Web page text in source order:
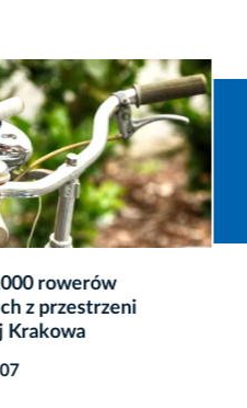
Rusza modernizacja
dwóch krakowskich